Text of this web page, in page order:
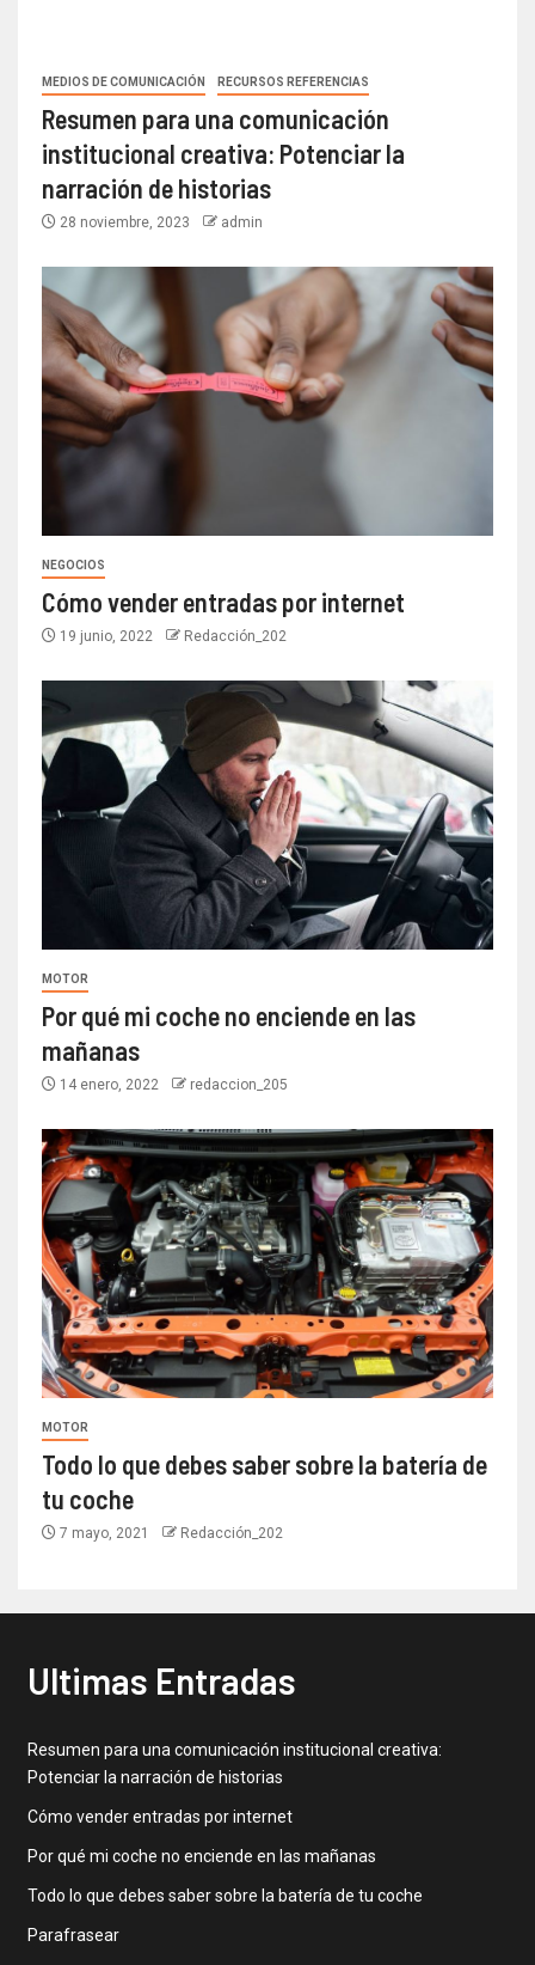
MEDIOS DE COMUNICACIÓN RECURSOS REFERENCIAS
Resumen para una comunicación
institucional creativa: Potenciar la
narración de historias
28 noviembre, 2023 admin
NEGOCIOS
Cómo vender entradas por internet
19 junio, 2022 Redacción_202
MOTOR
Por qué mi coche no enciende en las
mañanas
14 enero, 2022 redaccion_205
MOTOR
Todo lo que debes saber sobre la batería de
tu coche
7 mayo, 2021 Redacción_202
Ultimas Entradas
Resumen para una comunicación institucional creativa:
Potenciar la narración de historias
Cómo vender entradas por internet
Por qué mi coche no enciende en las mañanas
Todo lo que debes saber sobre la batería de tu coche
Parafrasear